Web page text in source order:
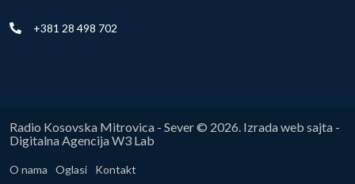
+381 28 498 702
Radio Kosovska Mitrovica - Sever © 2026. Izrada web sajta -
Digitalna Agencija W3 Lab
O nama Oglasi Kontakt